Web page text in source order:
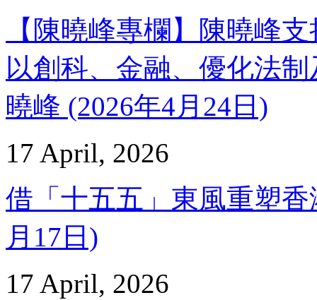
【陳曉峰專欄】陳曉峰
以創科、金融、優化法
曉峰 (2026年4月24日)
17 April, 2026
借「十五五」東風重塑
月17日)
17 April, 2026